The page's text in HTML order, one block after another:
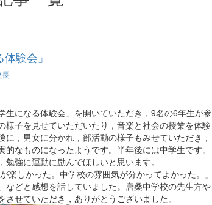
験会」
になる体験会」を開いていただき，9名の6年生が参
様子を見せていただいたり，音楽と社会の授業を体験
に，男女に分かれ，部活動の様子もみせていただき，
なものになったようです。半年後には中学生です。
強に運動に励んでほしいと思います。
しかった。中学校の雰囲気が分かってよかった。」
などと感想を話していました。唐桑中学校の先生方や
せていただき，ありがとうございました。